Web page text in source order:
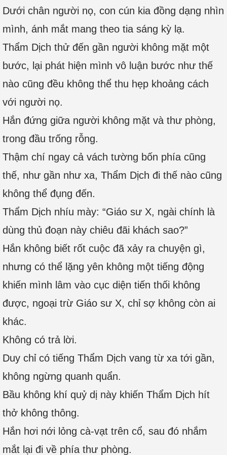
Dưới chân người nọ, con cún kia đồng dạng nhìn
mình, ánh mắt mang theo tia sáng kỳ lạ.
Thẩm Dịch thử đến gần người không mặt một
bước, lại phát hiện mình vô luận bước như thế
nào cũng đều không thể thu hẹp khoảng cách
với người nọ.
Hắn đứng giữa người không mặt và thư phòng,
trong đầu trống rỗng.
Thậm chí ngay cả vách tường bốn phía cũng
thế, như gần như xa, Thẩm Dịch đi thế nào cũng
không thể đụng đến.
Thẩm Dịch nhíu mày: “Giáo sư X, ngài chính là
dùng thủ đoạn này chiêu đãi khách sao?”
Hắn không biết rốt cuộc đã xảy ra chuyện gì,
nhưng có thể lặng yên không một tiếng động
khiến mình lâm vào cục diện tiến thối không
được, ngoại trừ Giáo sư X, chỉ sợ không còn ai
khác.
Không có trả lời.
Duy chỉ có tiếng Thẩm Dịch vang từ xa tới gần,
không ngừng quanh quẩn.
Bầu không khí quỷ dị này khiến Thẩm Dịch hít
thở không thông.
Hắn hơi nới lỏng cà-vạt trên cổ, sau đó nhắm
mắt lại đi về phía thư phòng.